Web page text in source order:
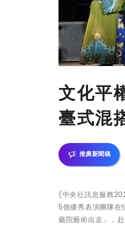
文化平
臺式混
推廣新聞稿
(中央社訊息服務
5個優秀表演團隊在
廳院藝術出走」，